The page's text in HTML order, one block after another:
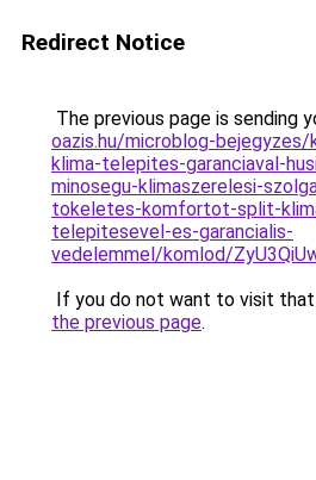
Redirect Notice
The previous page is sending
oazis.hu/microblog-
klima-telepites-garanciaval-
minosegu-klimaszerelesi-
tokeletes-komfortot-split-
telepitesevel-es-garancialis-
vedelemmel/komlod/
If you do not want to visit that
the previous page.